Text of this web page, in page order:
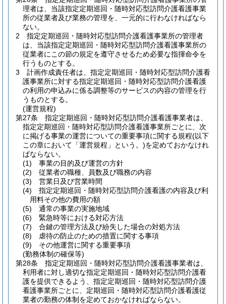
理者は、当該指定定期巡回・随時対応型訪問介護看護事業
所の従業者及び業務の管理を、一元的に行わなければなら
ない。
2
指定定期巡回・随時対応型訪問介護看護事業所の管理者
は、当該指定定期巡回・随時対応型訪問介護看護事業所の
従業者にこの節の規定を遵守させるため必要な指揮命令を
行うものとする。
3
計画作成責任者は、指定定期巡回・随時対応型訪問介護看
護事業所に対する指定定期巡回・随時対応型訪問介護看護
の利用の申込みに係る調整等のサービスの内容の管理を行
うものとする。
(運営規程)
第27条
指定定期巡回・随時対応型訪問介護看護事業者は、
指定定期巡回・随時対応型訪問介護看護事業所ごとに、次
に掲げる事業の運営についての重要事項に関する規程(以下
この章において「運営規程」という。)を定めておかなけれ
ばならない。
(1)
事業の目的及び運営の方針
(2)
従業者の職種、員数及び職務の内容
(3)
営業日及び営業時間
(4)
指定定期巡回・随時対応型訪問介護看護の内容及び利
用料その他の費用の額
(5)
通常の事業の実施地域
(6)
緊急時等における対応方法
(7)
合鍵の管理方法及び紛失した場合の対処方法
(8)
虐待の防止のための措置に関する事項
(9)
その他運営に関する重要事項
(勤務体制の確保等)
第28条
指定定期巡回・随時対応型訪問介護看護事業者は、
利用者に対し適切な指定定期巡回・随時対応型訪問介護看
護を提供できるよう、指定定期巡回・随時対応型訪問介護
看護事業所ごとに、定期巡回・随時対応型訪問介護看護従
業者の勤務の体制を定めておかなければならない。